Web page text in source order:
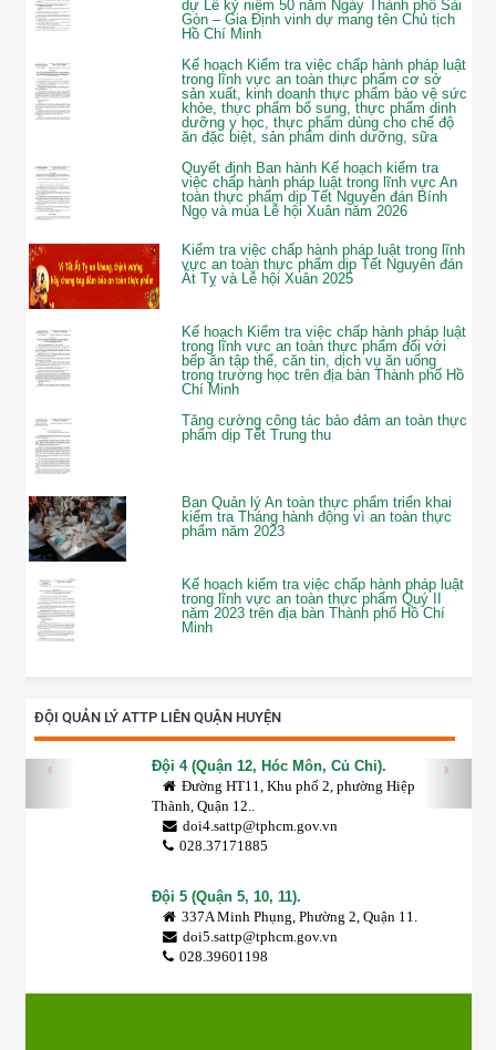
dự Lễ kỷ niệm 50 năm Ngày Thành phố Sài
Gòn – Gia Định vinh dự mang tên Chủ tịch
Hồ Chí Minh
Kế hoạch Kiểm tra việc chấp hành pháp luật
trong lĩnh vực an toàn thực phẩm cơ sở
sản xuất, kinh doanh thực phẩm bảo vệ sức
khỏe, thực phẩm bổ sung, thực phẩm dinh
dưỡng y học, thực phẩm dùng cho chế độ
ăn đặc biệt, sản phẩm dinh dưỡng, sữa
Quyết định Ban hành Kế hoạch kiểm tra
việc chấp hành pháp luật trong lĩnh vực An
toàn thực phẩm dịp Tết Nguyên đán Bính
Ngọ và mùa Lễ hội Xuân năm 2026
Kiểm tra việc chấp hành pháp luật trong lĩnh
vực an toàn thực phẩm dịp Tết Nguyên đán
Ất Tỵ và Lễ hội Xuân 2025
Kế hoạch Kiểm tra việc chấp hành pháp luật
trong lĩnh vực an toàn thực phẩm đối với
bếp ăn tập thể, căn tin, dịch vụ ăn uống
trong trường học trên địa bàn Thành phố Hồ
Chí Minh
Tăng cường công tác bảo đảm an toàn thực
phẩm dịp Tết Trung thu
Ban Quản lý An toàn thực phẩm triển khai
kiểm tra Tháng hành động vì an toàn thực
phẩm năm 2023
Kế hoạch kiểm tra việc chấp hành pháp luật
trong lĩnh vực an toàn thực phẩm Quý II
năm 2023 trên địa bàn Thành phố Hồ Chí
Minh
ĐỘI QUẢN LÝ ATTP LIÊN QUẬN HUYỆN
Đội 4 (Quận 12, Hóc Môn, Củ Chi).
Đường HT11, Khu phố 2, phường Hiệp
Thành, Quận 12..
doi4.sattp@tphcm.gov.vn
028.37171885
Đội 5 (Quận 5, 10, 11).
337A Minh Phụng, Phường 2, Quận 11.
doi5.sattp@tphcm.gov.vn
028.39601198
‹ ›